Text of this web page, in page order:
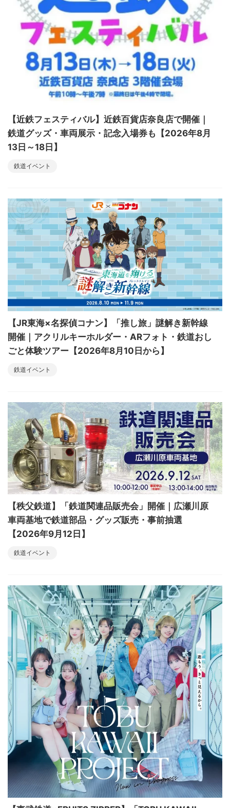
【近鉄フェスティバル】近鉄百貨店奈良店で開催｜
鉄道グッズ・車両展示・記念入場券も【2026年8月
13日～18日】
鉄道イベント
【JR東海×名探偵コナン】「推し旅」謎解き新幹線
開催｜アクリルキーホルダー・ARフォト・鉄道おし
ごと体験ツアー【2026年8月10日から】
鉄道イベント
【秩父鉄道】「鉄道関連品販売会」開催｜広瀬川原
車両基地で鉄道部品・グッズ販売・事前抽選
【2026年9月12日】
鉄道イベント